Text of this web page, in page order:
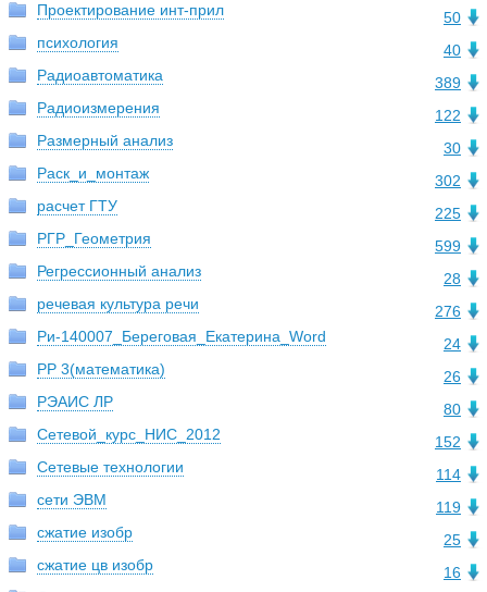
50
Проектирование инт-прил
40
психология
389
Радиоавтоматика
122
Радиоизмерения
30
Размерный анализ
302
Раск_и_монтаж
225
расчет ГТУ
599
РГР_Геометрия
28
Регрессионный анализ
276
речевая культура речи
24
Ри-140007_Береговая_Екатерина_Word
26
РР 3(математика)
80
РЭАИС ЛР
152
Сетевой_курс_НИС_2012
114
Сетевые технологии
119
сети ЭВМ
25
сжатие изобр
16
сжатие цв изобр